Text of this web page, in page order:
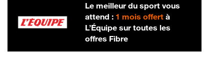
Le meilleur du sport vous
attend : 1 mois offertà
L’Équipe sur toutes les
offres Fibre